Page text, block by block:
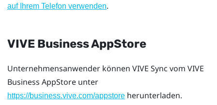
auf Ihrem Telefon verwenden.
VIVE Business AppStore
Unternehmensanwender können VIVE Sync vom VIVE
Business AppStore unter
https://business.vive.com/appstore herunterladen.